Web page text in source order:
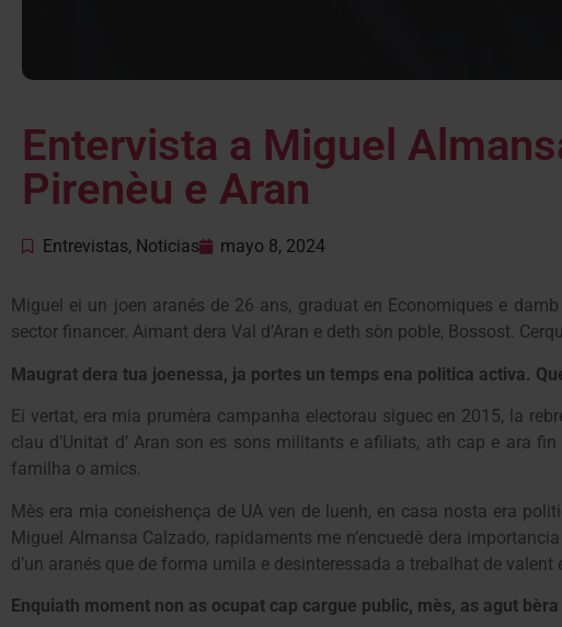
Entervista a Miguel
Pirenèu e Aran
Entrevistas, Noticias mayo 8, 2024
Miguel ei un joen aranés de 26 ans, graduat en Economiques e
sector financer. Aimant dera Val d’Aran e deth sòn poble, Bossost.
Maugrat dera tua joenessa, ja portes un temps ena politica activa.
Ei vertat, era mia prumèra campanha electorau siguec en 2015, la
clau d’Unitat d’ Aran son es sons militants e afiliats, ath cap e ara
familha o amics.
Mès era mia coneishença de UA ven de luenh, en casa nosta era
Miguel Almansa Calzado, rapidaments me n’encuedè dera
d’un aranés que de forma umila e desinteressada a trebalhat de
Enquiath moment non as ocupat cap cargue public, mès, as agut